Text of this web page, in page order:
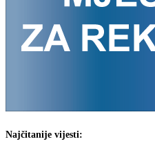
Najčitanije vijesti: